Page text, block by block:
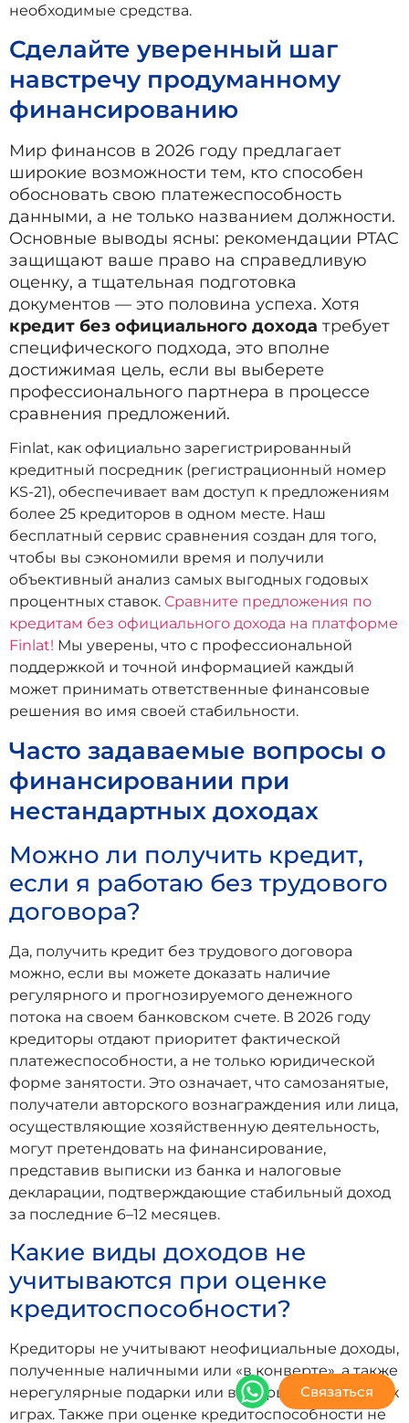
необходимые средства.
Сделайте уверенный шаг
навстречу продуманному
финансированию
Мир финансов в 2026 году предлагает
широкие возможности тем, кто способен
обосновать свою платежеспособность
данными, а не только названием должности.
Основные выводы ясны: рекомендации PTAC
защищают ваше право на справедливую
оценку, а тщательная подготовка
документов — это половина успеха. Хотя
кредит без официального дохода требует
специфического подхода, это вполне
достижимая цель, если вы выберете
профессионального партнера в процессе
сравнения предложений.
Finlat, как официально зарегистрированный
кредитный посредник (регистрационный номер
KS-21), обеспечивает вам доступ к предложениям
более 25 кредиторов в одном месте. Наш
бесплатный сервис сравнения создан для того,
чтобы вы сэкономили время и получили
объективный анализ самых выгодных годовых
процентных ставок. Сравните предложения по
кредитам без официального дохода на платформе
Finlat! Мы уверены, что с профессиональной
поддержкой и точной информацией каждый
может принимать ответственные финансовые
решения во имя своей стабильности.
Часто задаваемые вопросы о
финансировании при
нестандартных доходах
Можно ли получить кредит,
если я работаю без трудового
договора?
Да, получить кредит без трудового договора
можно, если вы можете доказать наличие
регулярного и прогнозируемого денежного
потока на своем банковском счете. В 2026 году
кредиторы отдают приоритет фактической
платежеспособности, а не только юридической
форме занятости. Это означает, что самозанятые,
получатели авторского вознаграждения или лица,
осуществляющие хозяйственную деятельность,
могут претендовать на финансирование,
представив выписки из банка и налоговые
декларации, подтверждающие стабильный доход
за последние 6–12 месяцев.
Какие виды доходов не
учитываются при оценке
кредитоспособности?
Кредиторы не учитывают неофициальные доходы,
полученные наличными или «в конверте», а также
нерегулярные подарки или выигрыши в азартных
играх. Также при оценке кредитоспособности не
Связаться